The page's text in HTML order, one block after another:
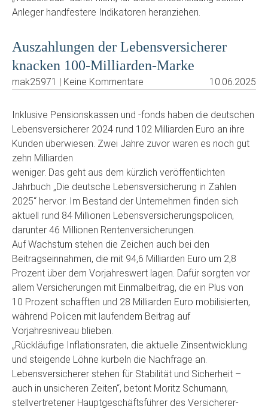
Anleger handfestere Indikatoren heranziehen.
Auszahlungen der Lebensversicherer
knacken 100-Milliarden-Marke
mak25971 | Keine Kommentare 10.06.2025
Inklusive Pensionskassen und -fonds haben die deutschen
Lebensversicherer 2024 rund 102 Milliarden Euro an ihre
Kunden überwiesen. Zwei Jahre zuvor waren es noch gut
zehn Milliarden
weniger. Das geht aus dem kürzlich veröffentlichten
Jahrbuch „Die deutsche Lebensversicherung in Zahlen
2025“ hervor. Im Bestand der Unternehmen finden sich
aktuell rund 84 Millionen Lebensversicherungspolicen,
darunter 46 Millionen Rentenversicherungen.
Auf Wachstum stehen die Zeichen auch bei den
Beitragseinnahmen, die mit 94,6 Milliarden Euro um 2,8
Prozent über dem Vorjahreswert lagen. Dafür sorgten vor
allem Versicherungen mit Einmalbeitrag, die ein Plus von
10 Prozent schafften und 28 Milliarden Euro mobilisierten,
während Policen mit laufendem Beitrag auf
Vorjahresniveau blieben.
„Rückläufige Inflationsraten, die aktuelle Zinsentwicklung
und steigende Löhne kurbeln die Nachfrage an.
Lebensversicherer stehen für Stabilität und Sicherheit –
auch in unsicheren Zeiten“, betont Moritz Schumann,
stellvertretener Hauptgeschäftsführer des Versicherer-